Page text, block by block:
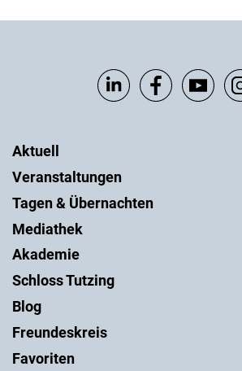
Aktuell
Veranstaltungen
Tagen & Übernachten
Mediathek
Akademie
Schloss Tutzing
Blog
Freundeskreis
Favoriten